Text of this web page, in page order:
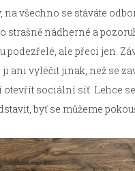
všechno se stáváte
strašně nádherné a
podezřelé, ale přeci jen.
ani vyléčit jinak, než se
sociální síť. Lehce
byť se můžeme